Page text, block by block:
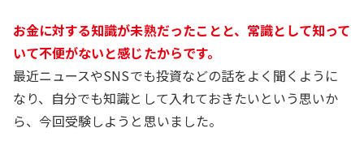
お金に対する知識が未熟だったことと、常識として知って
いて不便がないと感じたからです。
最近ニュースやSNSでも投資などの話をよく聞くように
なり、自分でも知識として入れておきたいという思いか
ら、今回受験しようと思いました。